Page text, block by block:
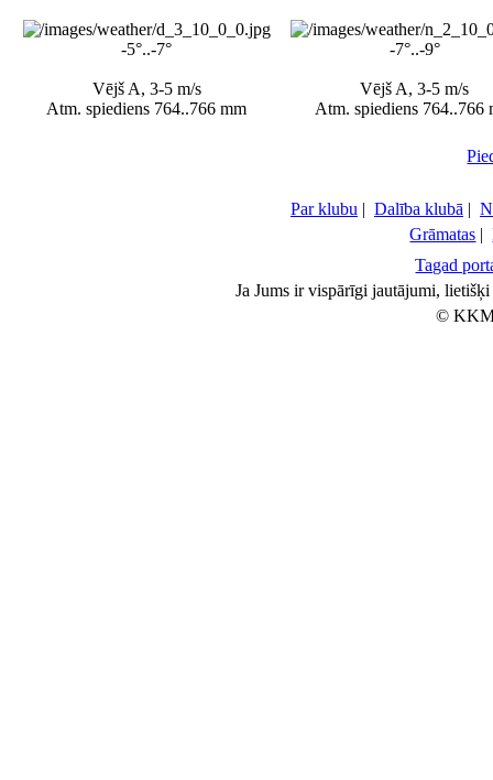
-5°..-7°
Vējš A, 3-5 m/s
Atm. spiediens 764..766 mm
-7°..-9°
Vējš A, 3-5 m/s
Atm. spiediens 764..766
Par klubu | Dalība klubā |
Grāmatas |
Tagad
Ja Jums ir vispārīgi jautājumi,
©